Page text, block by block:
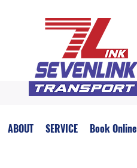
ABOUT SERVICE Book Online